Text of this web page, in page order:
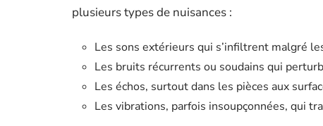
plusieurs types de nuisances :
Les sons extérieurs qui s’infiltrent malgré
Les bruits récurrents ou soudains qui
Les échos, surtout dans les pièces aux
Les vibrations, parfois insoupçonnées, qui